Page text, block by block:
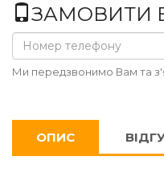
ЗАМОВИТИ В
Ми передзвонимо Вам та
ОПИС